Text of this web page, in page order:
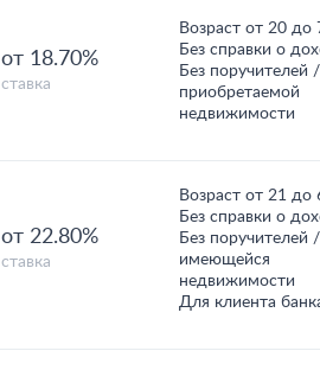
от 18.70%
ставка
Возраст от 20 до
Без справки о
Без поручителей
приобретаемой
недвижимости
от 22.80%
ставка
Возраст от 21 до
Без справки о
Без поручителей
имеющейся
недвижимости
Для клиента